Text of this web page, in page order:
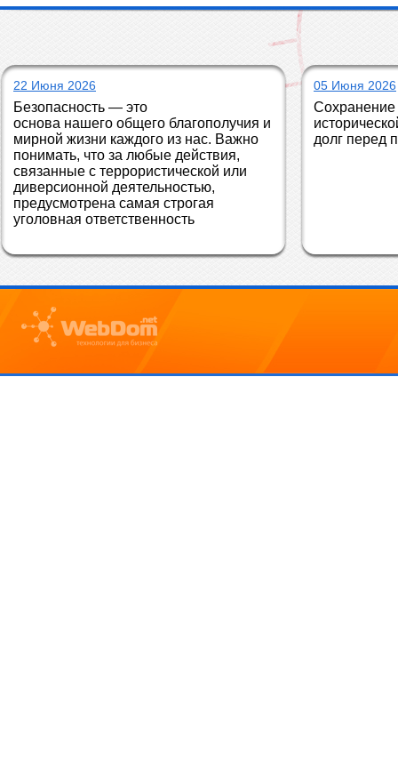
22 Июня 2026
Безопасность — это
основа нашего общего благополучия и
мирной жизни каждого из нас. Важно
понимать, что за любые действия,
связанные с террористической или
диверсионной деятельностью,
предусмотрена самая строгая
уголовная ответственность
05 Июня 2026
Сохранение
долг перед